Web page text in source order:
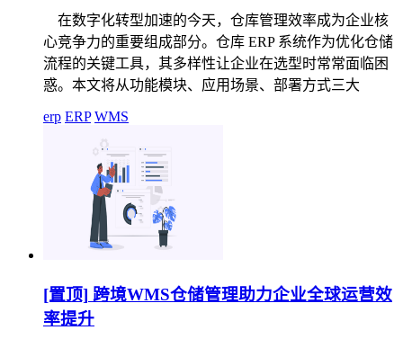
在数字化转型加速的今天，仓库管理效率成为企业核
心竞争力的重要组成部分。仓库 ERP 系统作为优化仓储
流程的关键工具，其多样性让企业在选型时常常面临困
惑。本文将从功能模块、应用场景、部署方式三大
erp ERP WMS
[置顶] 跨境WMS仓储管理助力企业全球运营效
率提升